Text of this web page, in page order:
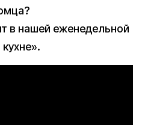
в нашей еженедельной